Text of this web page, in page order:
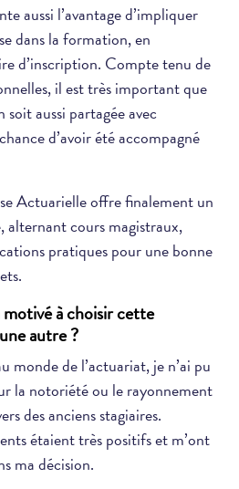
aussi l’avantage d’impliquer
dans la formation, en
d’inscription. Compte tenu de
il est très important que
aussi partagée avec
d’avoir été accompagné
Actuarielle offre finalement un
alternant cours magistraux,
pratiques pour une bonne
à choisir cette
autre ?
monde de l’actuariat, je n’ai pu
la notoriété ou le rayonnement
des anciens stagiaires.
étaient très positifs et m’ont
ma décision.